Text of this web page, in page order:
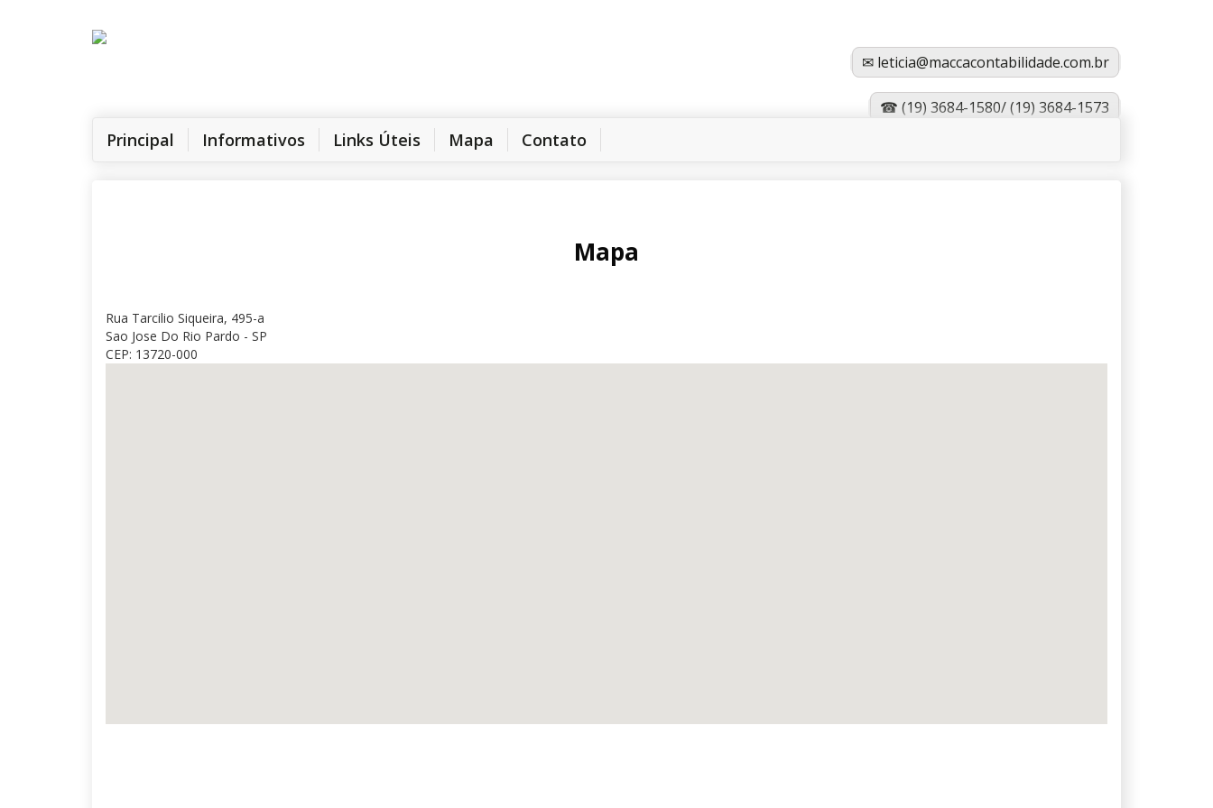
✉ leticia@maccacontabilidade.com.br
☎ (19) 3684-1580/ (19) 3684-1573
Principal (current)
Informativos Links Úteis Mapa Contato
Mapa
Rua Tarcilio Siqueira, 495-a
Sao Jose Do Rio Pardo - SP
CEP: 13720-000